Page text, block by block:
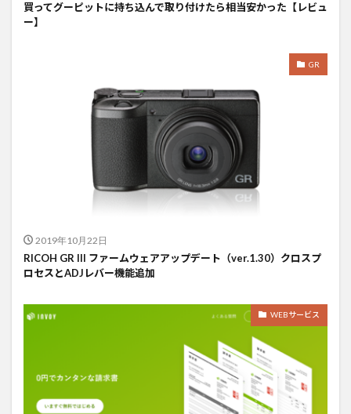
買ってグーピットに持ち込んで取り付けたら相当安かった【レビュ
ー】
GR
2019年10月22日
RICOH GR III ファームウェアアップデート（ver.1.30）クロスプ
ロセスとADJレバー機能追加
WEBサービス